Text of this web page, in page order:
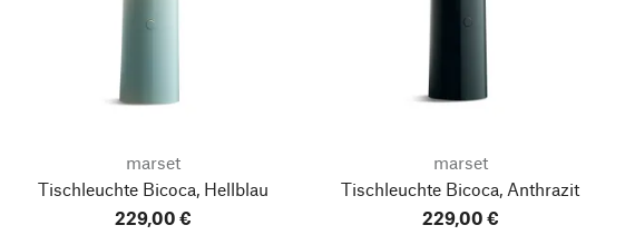
marset
Tischleuchte Bicoca, Hellblau
229,00 €
marset
Tischleuchte Bicoca, Anthrazit
229,00 €